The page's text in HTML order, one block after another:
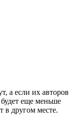
а если их авторов
еще меньше
в другом месте.